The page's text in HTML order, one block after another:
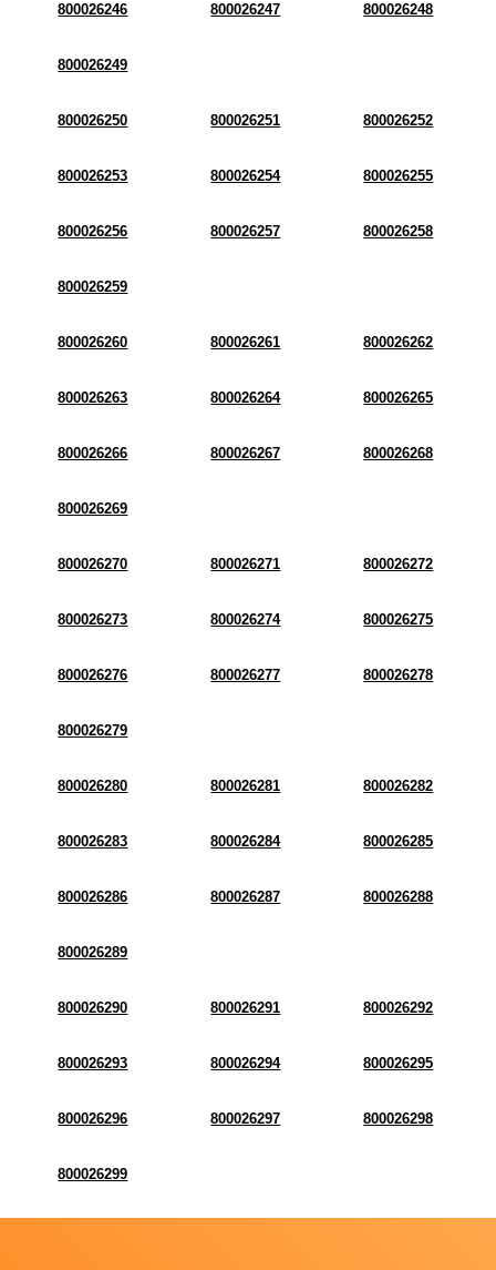
800026246 800026247 800026248
800026249
800026250 800026251 800026252
800026253 800026254 800026255
800026256 800026257 800026258
800026259
800026260 800026261 800026262
800026263 800026264 800026265
800026266 800026267 800026268
800026269
800026270 800026271 800026272
800026273 800026274 800026275
800026276 800026277 800026278
800026279
800026280 800026281 800026282
800026283 800026284 800026285
800026286 800026287 800026288
800026289
800026290 800026291 800026292
800026293 800026294 800026295
800026296 800026297 800026298
800026299